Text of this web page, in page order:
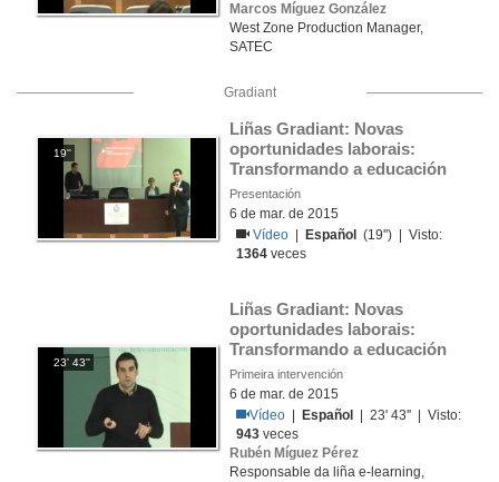
Marcos Míguez González
West Zone Production Manager,
SATEC
Gradiant
19''
Liñas Gradiant: Novas
oportunidades laborais:
Transformando a educación
Presentación
6 de mar. de 2015
Vídeo
Español
(19'') | Visto:
1364 veces
23' 43''
Liñas Gradiant: Novas
oportunidades laborais:
Transformando a educación
Primeira intervención
6 de mar. de 2015
Vídeo
Español
| 23' 43'' | Visto:
943 veces
Rubén Míguez Pérez
Responsable da liña e-learning,